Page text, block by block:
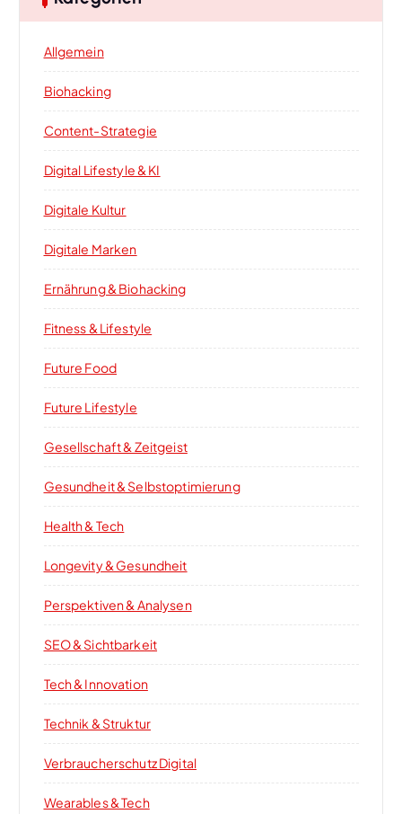
Allgemein
Biohacking
Content-Strategie
Digital Lifestyle & KI
Digitale Kultur
Digitale Marken
Ernährung & Biohacking
Fitness & Lifestyle
Future Food
Future Lifestyle
Gesellschaft & Zeitgeist
Gesundheit & Selbstoptimierung
Health & Tech
Longevity & Gesundheit
Perspektiven & Analysen
SEO & Sichtbarkeit
Tech & Innovation
Technik & Struktur
Verbraucherschutz Digital
Wearables & Tech